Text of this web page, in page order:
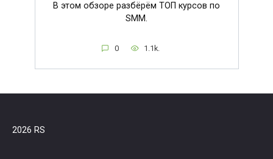
В этом обзоре разбёрём ТОП курсов по
SMM.
0 1.1k.
2026 RS